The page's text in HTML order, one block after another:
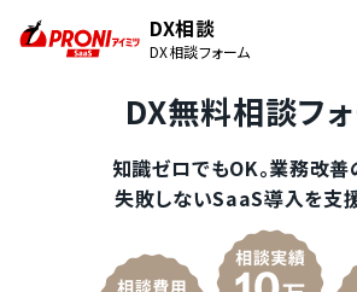
DX相談
DX相談フォーム
DX無料相談フ
知識ゼロでもOK。業務改
失敗しないSaaS導入を支援